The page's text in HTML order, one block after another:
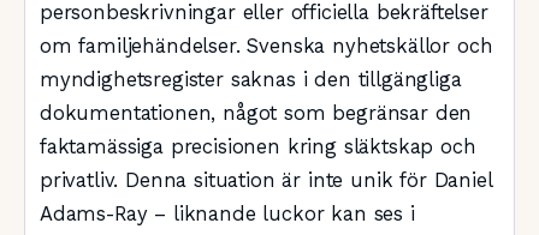
personbeskrivningar eller officiella bekräftelser
om familjehändelser. Svenska nyhetskällor och
myndighetsregister saknas i den tillgängliga
dokumentationen, något som begränsar den
faktamässiga precisionen kring släktskap och
privatliv. Denna situation är inte unik för Daniel
Adams-Ray – liknande luckor kan ses i